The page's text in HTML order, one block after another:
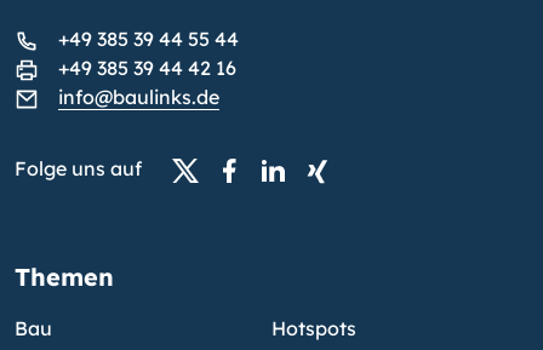
+49 385 39 44 55 44
+49 385 39 44 42 16
info@baulinks.de
Folge uns auf
Themen
Bau
Hotspots